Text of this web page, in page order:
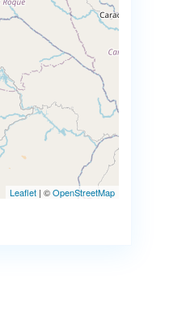
Leaflet| ©OpenStreetMap